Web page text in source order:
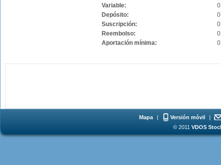
Variable:
Depósito:
Suscripción:
Reembolso:
Aportación mínima:
Mapa | Versión móvil
|
© 2011 VDOS